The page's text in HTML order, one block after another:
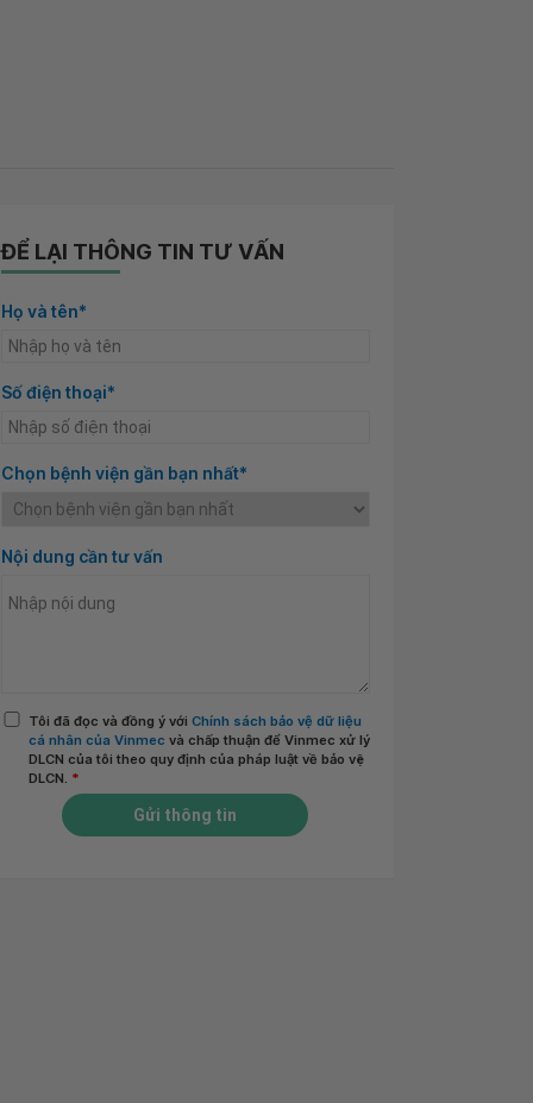
ĐỂ LẠI THÔNG TIN TƯ VẤN
Họ và tên*
Số điện thoại*
Chọn bệnh viện gần bạn nhất*
Nội dung cần tư vấn
Tôi đã đọc và đồng ý với Chính sách bảo vệ dữ liệu
cá nhân của Vinmec và chấp thuận để Vinmec xử lý
DLCN của tôi theo quy định của pháp luật về bảo vệ
DLCN. *
Gửi thông tin